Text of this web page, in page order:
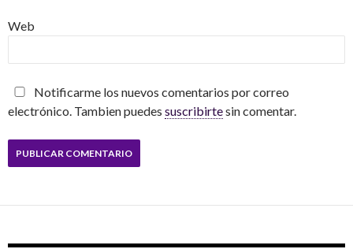
Web
Notificarme los nuevos comentarios por correo
electrónico. Tambien puedes suscribirtesin comentar.